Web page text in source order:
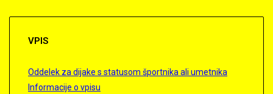
VPIS
Oddelek za dijake s statusom športnika ali umetnika
Informacije o vpisu